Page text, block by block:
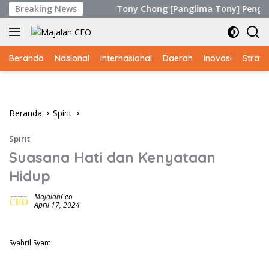
Langsung
ke
konten
Breaking News
Siapa? Tony Chong [Panglima Tony] Penggiat
Beranda Nasional Internasional Daerah Inovasi
Beranda Spirit
Spirit
Suasana Hati dan Kenyataan
Hidup
MajalahCeo
April 17, 2024
Syahril Syam